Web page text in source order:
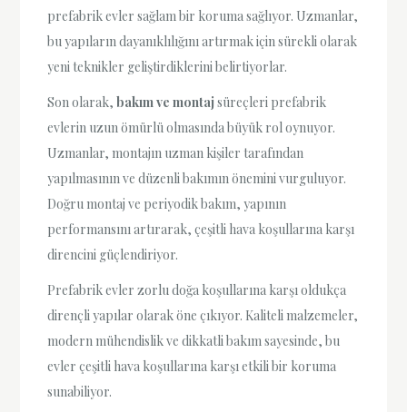
prefabrik evler sağlam bir koruma sağlıyor. Uzmanlar,
bu yapıların dayanıklılığını artırmak için sürekli olarak
yeni teknikler geliştirdiklerini belirtiyorlar.
Son olarak,bakım ve montaj süreçleri prefabrik
evlerin uzun ömürlü olmasında büyük rol oynuyor.
Uzmanlar, montajın uzman kişiler tarafından
yapılmasının ve düzenli bakımın önemini vurguluyor.
Doğru montaj ve periyodik bakım, yapının
performansını artırarak, çeşitli hava koşullarına karşı
direncini güçlendiriyor.
Prefabrik evler zorlu doğa koşullarına karşı oldukça
dirençli yapılar olarak öne çıkıyor. Kaliteli malzemeler,
modern mühendislik ve dikkatli bakım sayesinde, bu
evler çeşitli hava koşullarına karşı etkili bir koruma
sunabiliyor.